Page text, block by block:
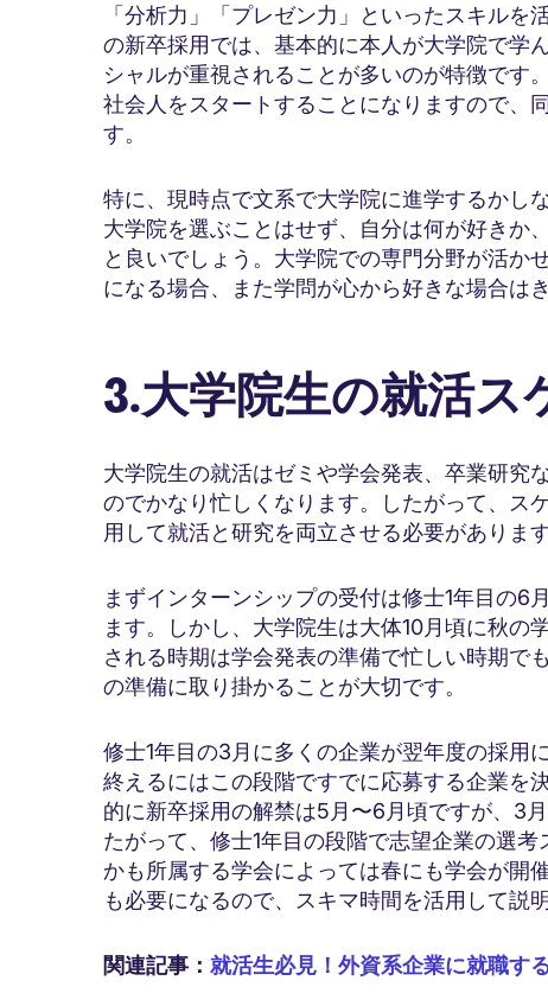
「分析力」「プレゼン力」といったスキル
の新卒採用では、基本的に本人が大学院で学
シャルが重視されることが多いのが特徴です
社会人をスタートすることになりますので、
す。
特に、現時点で文系で大学院に進学するかし
大学院を選ぶことはせず、自分は何が好きか
と良いでしょう。大学院での専門分野が活か
になる場合、また学問が心から好きな場合は
3.大学院生の就活ス
大学院生の就活はゼミや学会発表、卒業研究
のでかなり忙しくなります。したがって、ス
用して就活と研究を両立させる必要があります
まずインターンシップの受付は修士1年目の6
ます。しかし、大学院生は大体10月頃に秋の
される時期は学会発表の準備で忙しい時期で
の準備に取り掛かることが大切です。
修士1年目の3月に多くの企業が翌年度の採用
終えるにはこの段階ですでに応募する企業を
的に新卒採用の解禁は5月〜6月頃ですが、3
たがって、修士1年目の段階で志望企業の選
かも所属する学会によっては春にも学会が開
も必要になるので、スキマ時間を活用して説
関連記事： 就活生必見！外資系企業に就職す